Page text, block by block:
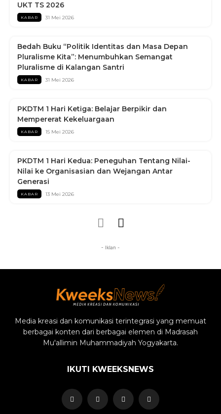
UKT TS 2026
KABAR 31 Mei 2026
Bedah Buku “Politik Identitas dan Masa Depan
Pluralisme Kita”: Menumbuhkan Semangat
Pluralisme di Kalangan Santri
KABAR 31 Mei 2026
PKDTM 1 Hari Ketiga: Belajar Berpikir dan
Mempererat Kekeluargaan
KABAR 15 Mei 2026
PKDTM 1 Hari Kedua: Peneguhan Tentang Nilai-
Nilai ke Organisasian dan Wejangan Antar
Generasi
KABAR 13 Mei 2026
- Iklan -
Media kreasi dan komunikasi terintegrasi yang memuat
berbagai konten dari berbagai elemen di Madrasah
Mu'allimin Muhammadiyah Yogyakarta.
IKUTI KWEEKSNEWS